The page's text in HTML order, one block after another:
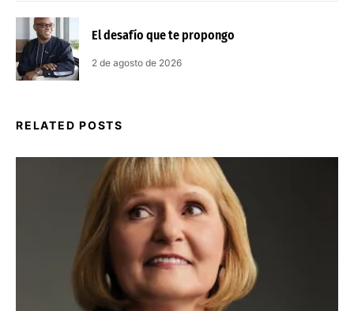
El desafío que te propongo
2 de agosto de 2026
RELATED POSTS